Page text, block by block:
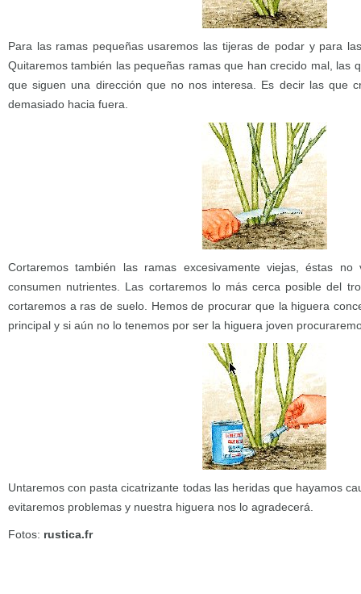
Para las ramas pequeñas usaremos las tijeras de podar y para
Quitaremos también las pequeñas ramas que han crecido mal, las
que siguen una dirección que no nos interesa. Es decir las que
demasiado hacia fuera.
Cortaremos también las ramas excesivamente viejas, éstas
consumen nutrientes. Las cortaremos lo más cerca posible del
cortaremos a ras de suelo. Hemos de procurar que la higuera
principal y si aún no lo tenemos por ser la higuera joven
Untaremos con pasta cicatrizante todas las heridas que hayamos
evitaremos problemas y nuestra higuera nos lo agradecerá.
Fotos: rustica.fr